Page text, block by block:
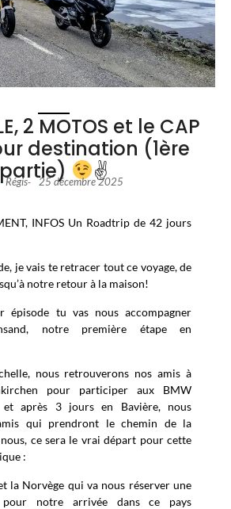
2 MOTOS et le CAP
destination (1ère
partie)
✌
Régis- 25 décembre 2025
INFOS Un Roadtrip de 42 jours
je vais te retracer tout ce voyage, de
notre retour à la maison!
épisode tu vas nous accompagner
notre première étape en
nous retrouverons nos amis à
pour participer aux BMW
et après 3 jours en Bavière, nous
qui prendront le chemin de la
ce sera le vrai départ pour cette
:
la Norvège qui va nous réserver une
pour notre arrivée dans ce pays